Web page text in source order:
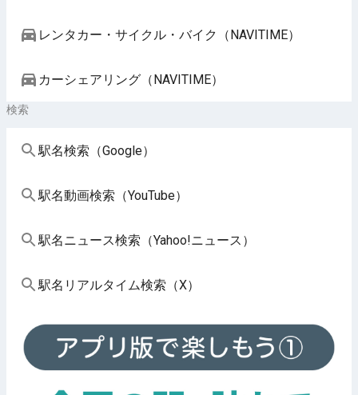
レンタカー・サイクル・バイク（NAVITIME）
カーシェアリング（NAVITIME）
検索
駅名検索（Google）
駅名動画検索（YouTube）
駅名ニュース検索（Yahoo!ニュース）
駅名リアルタイム検索（X）